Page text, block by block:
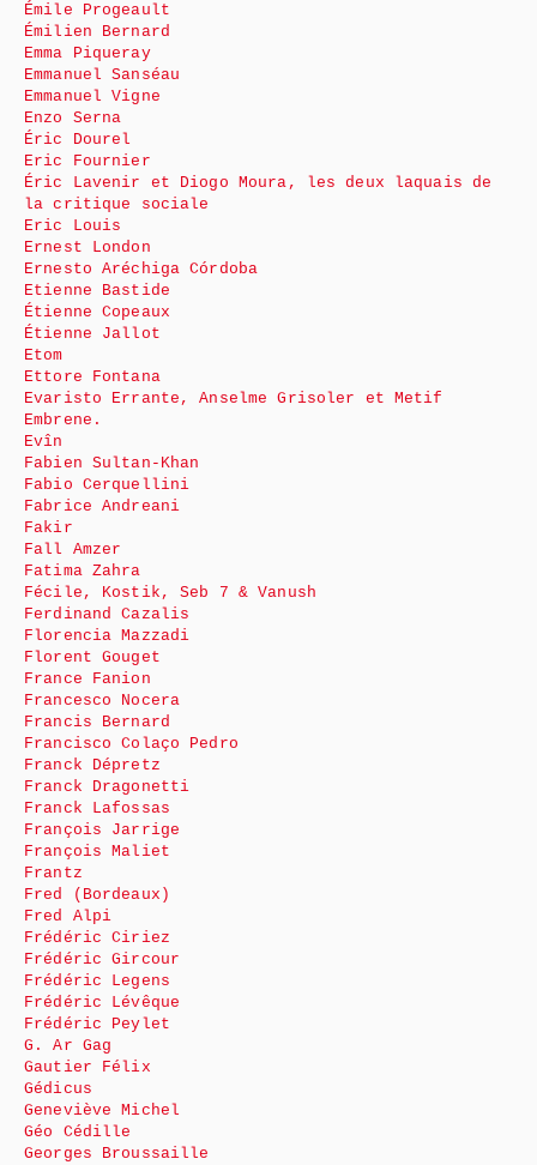
Émile Progeault
Émilien Bernard
Emma Piqueray
Emmanuel Sanséau
Emmanuel Vigne
Enzo Serna
Éric Dourel
Eric Fournier
Éric Lavenir et Diogo Moura, les deux laquais de
la critique sociale
Eric Louis
Ernest London
Ernesto Aréchiga Córdoba
Etienne Bastide
Étienne Copeaux
Étienne Jallot
Etom
Ettore Fontana
Evaristo Errante, Anselme Grisoler et Metif
Embrene.
Evîn
Fabien Sultan-Khan
Fabio Cerquellini
Fabrice Andreani
Fakir
Fall Amzer
Fatima Zahra
Fécile, Kostik, Seb 7 & Vanush
Ferdinand Cazalis
Florencia Mazzadi
Florent Gouget
France Fanion
Francesco Nocera
Francis Bernard
Francisco Colaço Pedro
Franck Dépretz
Franck Dragonetti
Franck Lafossas
François Jarrige
François Maliet
Frantz
Fred (Bordeaux)
Fred Alpi
Frédéric Ciriez
Frédéric Gircour
Frédéric Legens
Frédéric Lévêque
Frédéric Peylet
G. Ar Gag
Gautier Félix
Gédicus
Geneviève Michel
Géo Cédille
Georges Broussaille